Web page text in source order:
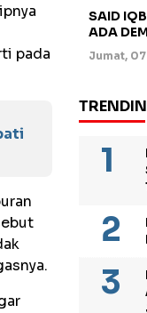
pada
SAID
ADA
Jumat,